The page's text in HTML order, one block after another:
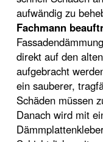
aufwändig zu
Fachmann
direkt auf den
aufgebracht
ein sauberer,
Schäden müssen
Danach wird mit